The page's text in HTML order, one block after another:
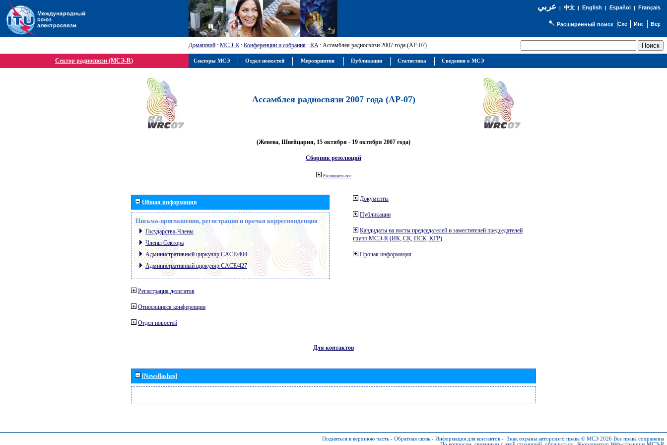
عربي| 中文| English | Español | Français
Расширенный поиск
Домашний : МСЭ-R : Конференции и собрания : RA: Ассамблея радиосвязи 2007 года (АР-07)
Сектор радиосвязи (МСЭ-R)
Ассамблея радиосвязи 2007 года (АР-07)
(Женева, Швейцария, 15 октября - 19 октября 2007 года)
Сборник резолюций
Расширить все
Общая информация
Письма-приглашения, регистрация и прочая корреспонденция
Государства-Члены
Члены Сектора
Административный циркуляр CACE/404
Административный циркуляр CACE/427
Регистрация делегатов
Относящиеся конференции
Отдел новостей
Документы
Публикации
Кандидаты на посты председателей и заместителей председателей
групп МСЭ-R (ИК, СК, ПСК, КГР)
Прочая информация
Для контактов
[Newsflashes]
Подняться в верхнюю часть - Обратная связь - Информация для контактов - Знак охраны авторского права © МСЭ 2026 Все права сохранены
Секторы МСЭ Отдел новостей Мероприятия Публикации Статистика Сведения о МСЭ